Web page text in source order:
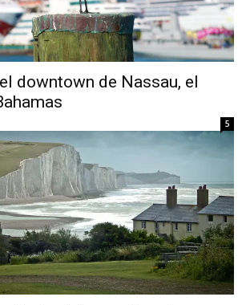
downtown de Nassau, el
5